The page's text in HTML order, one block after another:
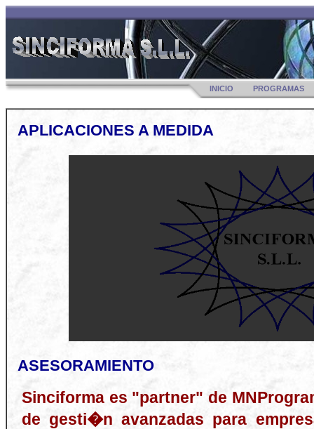
INICIO PROGRAMAS
APLICACIONES A MEDIDA
ASESORAMIENTO
Sinciforma es "partner" de
de gesti�n avanzadas para